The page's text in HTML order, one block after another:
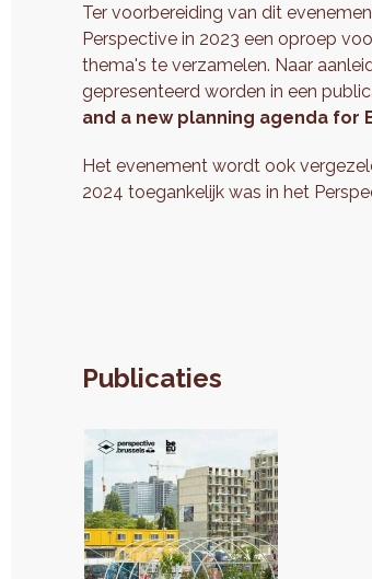
Ter voorbereiding van dit
Perspective in 2023 een oproep
thema's te verzamelen. Naar
gepresenteerd worden in een
and a new planning agenda for
Het evenement wordt ook
2024 toegankelijk was in het
Publicaties